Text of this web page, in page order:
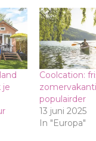
je
Coolcation:
populairder
13 juni 2025
In "Europa"